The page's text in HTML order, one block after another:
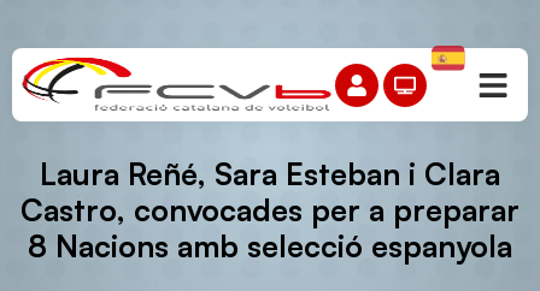
Laura Reñé, Sara Esteban i Clara
Castro, convocades per a preparar
8 Nacions amb selecció espanyola